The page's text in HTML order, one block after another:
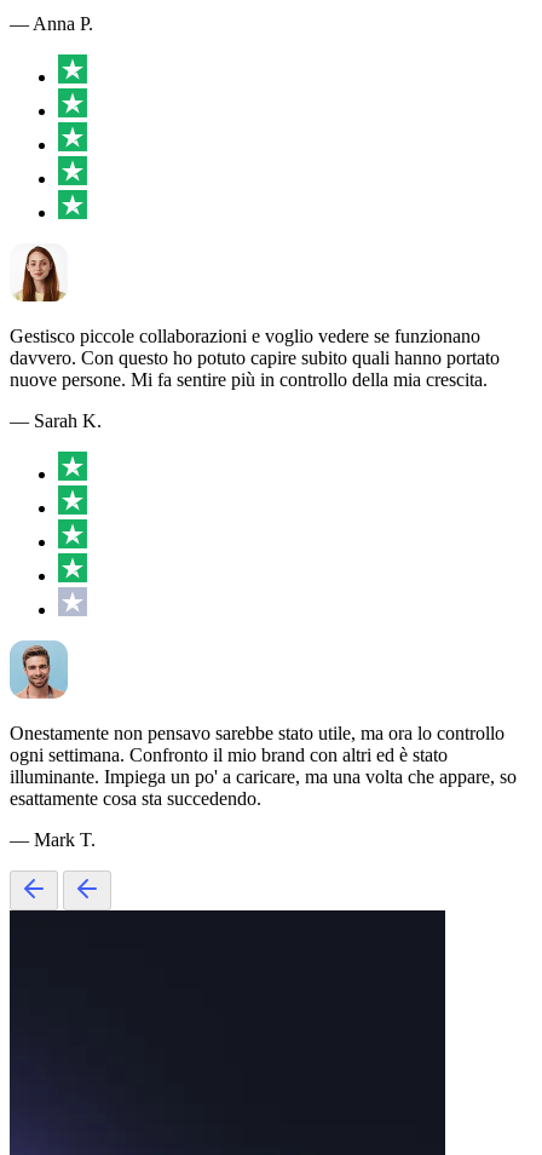
— Anna P.
Gestisco piccole collaborazioni e voglio vedere se funzionano
davvero. Con questo ho potuto capire subito quali hanno portato
nuove persone. Mi fa sentire più in controllo della mia crescita.
— Sarah K.
Onestamente non pensavo sarebbe stato utile, ma ora lo controllo
ogni settimana. Confronto il mio brand con altri ed è stato
illuminante. Impiega un po' a caricare, ma una volta che appare, so
esattamente cosa sta succedendo.
— Mark T.